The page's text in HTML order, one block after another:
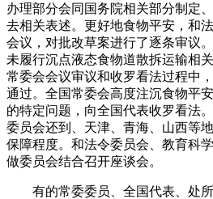
办理部分会同国务院相关部分制定
去相关表述。更好地食物平安，和
会议，对批改草案进行了逐条审议
未履行沉点液态食物道散拆运输相
常委会会议审议和收罗看法过程中
通过。全国常委会高度注沉食物平
的特定问题，向全国代表收罗看法
委员会还到、天津、青海、山西等
保障程度。和法令委员会、教育科
做委员会结合召开座谈会。
有的常委委员、全国代表、处所